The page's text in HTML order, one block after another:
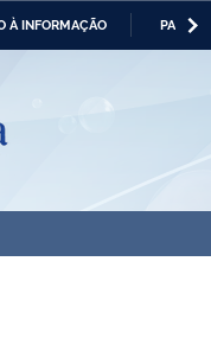
À INFORMAÇÃO